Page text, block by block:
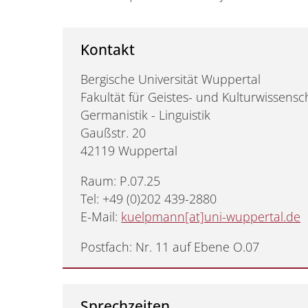
Kontakt
Bergische Universität Wuppertal
Fakultät für Geistes- und
Germanistik - Linguistik
Gaußstr. 20
42119 Wuppertal
Raum: P.07.25
Tel: +49 (0)202 439-2880
E-Mail: kuelpmann[at]uni-wuppertal.de
Postfach: Nr. 11 auf Ebene O.07